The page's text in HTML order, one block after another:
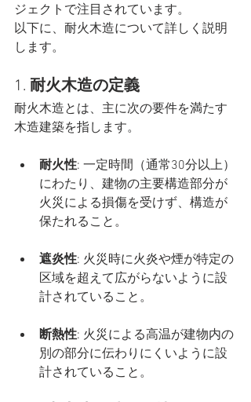
ジェクトで注目されています。
以下に、耐火木造について詳しく説明
します。
1. 耐火木造の定義
耐火木造とは、主に次の要件を満たす
木造建築を指します。
耐火性: 一定時間（通常30分以上）
にわたり、建物の主要構造部分が
火災による損傷を受けず、構造が
保たれること。
遮炎性: 火災時に火炎や煙が特定の
区域を超えて広がらないように設
計されていること。
断熱性: 火災による高温が建物内の
別の部分に伝わりにくいように設
計されていること。